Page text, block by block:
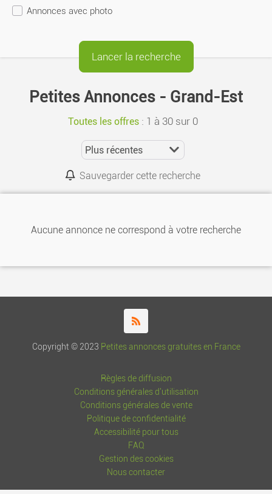
Annonces avec photo
Petites Annonces - Grand-Est
Toutes les offres: 1 à 30 sur 0
Sauvegarder cette recherche
Aucune annonce ne correspond à votre recherche
Copyright © 2023 Petites annonces gratuites en France
Règles de diffusion
Conditions générales d'utilisation
Conditions générales de vente
Politique de confidentialité
Accessibilité pour tous
FAQ
Gestion des cookies
Nous contacter